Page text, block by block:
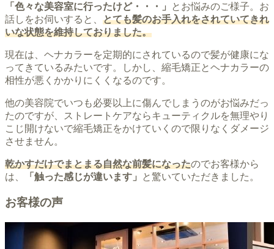
「色々な美容室に行ったけど・・・」
とお悩みのご様子。お
話しをお伺いすると、 とても髪のお手入れをされていてきれ
いな状態を維持しておりました。
現在は、ヘナカラーを定期的にされているので髪が健康にな
ってきているみたいです。しかし、縮毛矯正とヘナカラーの
相性が悪くかかりにくくなるのです。
他の美容院でいつも必要以上に傷んでしまうのがお悩みだっ
たのですが、ストレートケアならキューティクルを無理やり
こじ開けないで縮毛矯正をかけていくので限りなくダメージ
させません。
乾かすだけでまとまる自然な前髪になったのでお客様から
は、
「触った感じが違います」 と驚いていただきました。
お客様の声